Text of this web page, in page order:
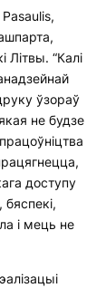
Pasaulis,
“Калі
ўзораў
не будзе
доступу
і мець не